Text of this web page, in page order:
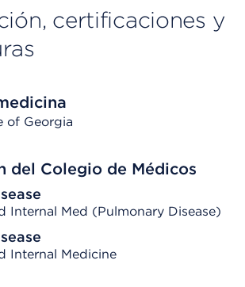
certificaciones y
of Georgia
del Colegio de Médicos
Internal Med (Pulmonary Disease)
Internal Medicine